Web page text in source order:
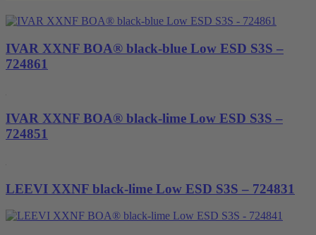
IVAR XXNF BOA® black-blue Low ESD S3S –
724861
IVAR XXNF BOA® black-lime Low ESD S3S –
724851
LEEVI XXNF black-lime Low ESD S3S – 724831